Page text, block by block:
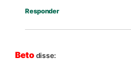
Responder
Beto disse: